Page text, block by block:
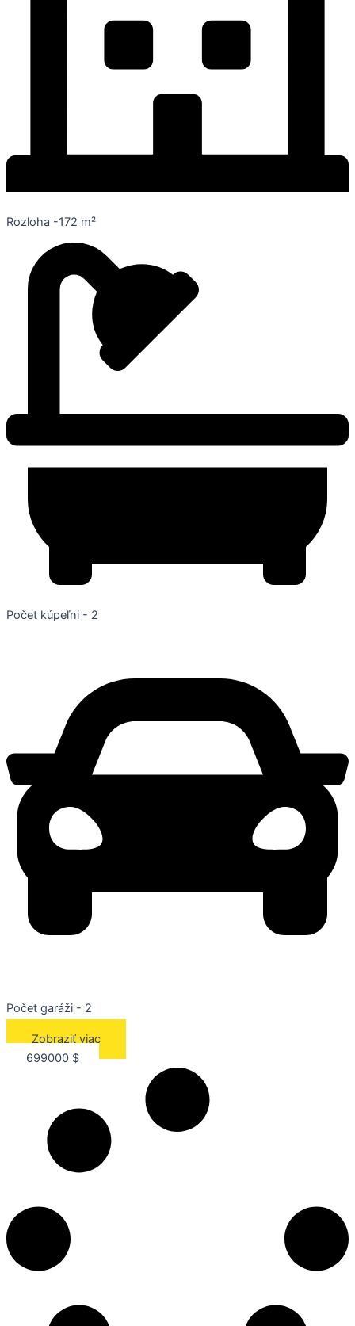
Rozloha -172 m²
Počet kúpeľni - 2
Počet garáži - 2
Zobraziť viac
699000 $